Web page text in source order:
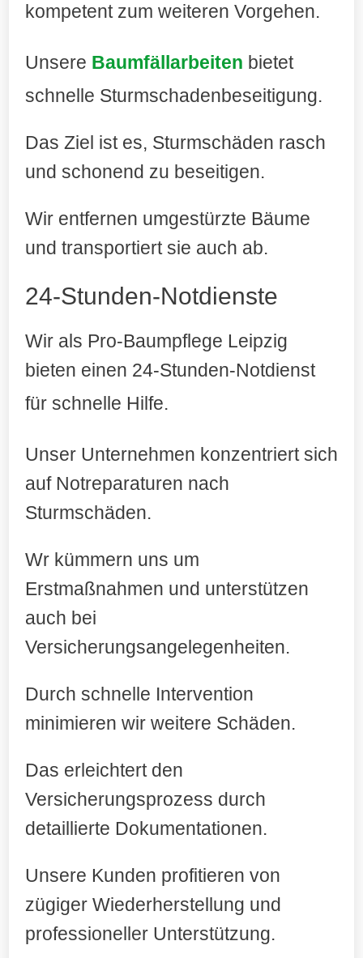
kompetent zum weiteren Vorgehen.
Unsere Baumfällarbeiten bietet
schnelle Sturmschadenbeseitigung.
Das Ziel ist es, Sturmschäden rasch
und schonend zu beseitigen.
Wir entfernen umgestürzte Bäume
und transportiert sie auch ab.
24-Stunden-Notdienste
Wir als Pro-Baumpflege Leipzig
bieten einen 24-Stunden-Notdienst
für schnelle Hilfe.
Unser Unternehmen konzentriert sich
auf Notreparaturen nach
Sturmschäden.
Wr kümmern uns um
Erstmaßnahmen und unterstützen
auch bei
Versicherungsangelegenheiten.
Durch schnelle Intervention
minimieren wir weitere Schäden.
Das erleichtert den
Versicherungsprozess durch
detaillierte Dokumentationen.
Unsere Kunden profitieren von
zügiger Wiederherstellung und
professioneller Unterstützung.